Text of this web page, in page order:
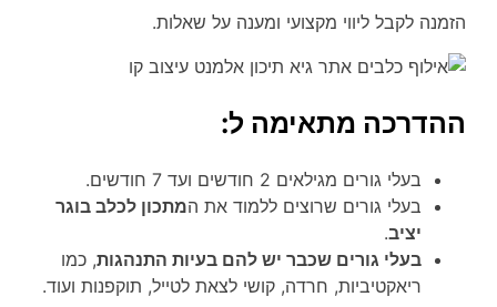
הזמנה לקבל ליווי מקצועי ומענה על שאלות.
ההדרכה מתאימה ל:
בעלי גורים מגילאים 2 חודשים ועד 7 חודשים.
בעלי גורים שרוצים ללמוד את המתכון לכלב בוגר
יציב.
בעלי גורים שכבר יש להם בעיות התנהגות, כמו
ריאקטיביות, חרדה, קושי לצאת לטייל, תוקפנות ועוד.